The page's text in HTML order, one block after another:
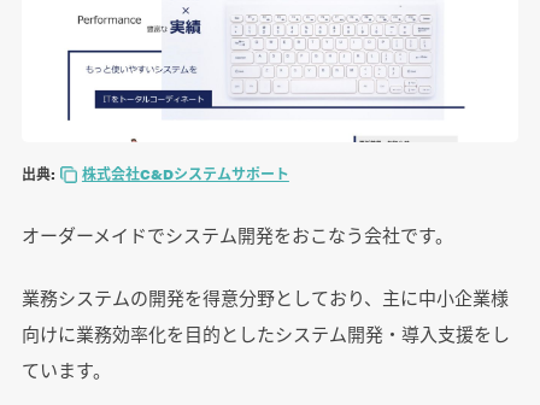
出典: 株式会社C&Dシステムサポート
オーダーメイドでシステム開発をおこなう会社です。
業務システムの開発を得意分野としており、主に中小企業様
向けに業務効率化を目的としたシステム開発・導入支援をし
ています。